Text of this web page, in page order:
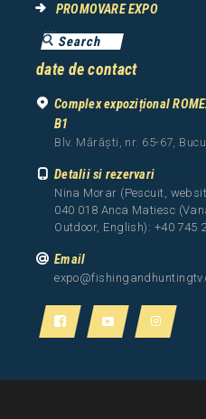
PROMOVARE EXPO
date de contact
Complex expozițional
B1
Blv. Mărăști, nr. 65-67,
Detalii si rezervari
Nina Morar (Pescuit,
040 018 Anca Matiesc
Outdoor, English): +40 745
Email